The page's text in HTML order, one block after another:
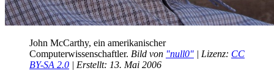
John McCarthy, ein amerikanischer
Computerwissenschaftler. Bild von "null0" | Lizenz: CC
BY-SA 2.0 | Erstellt: 13. Mai 2006